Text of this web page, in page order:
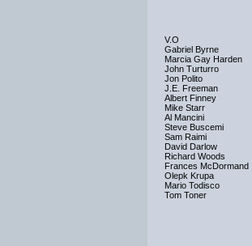
V.O
Gabriel Byrne
Marcia Gay Harden
John Turturro
Jon Polito
J.E. Freeman
Albert Finney
Mike Starr
Al Mancini
Steve Buscemi
Sam Raimi
David Darlow
Richard Woods
Frances McDormand
Olepk Krupa
Mario Todisco
Tom Toner